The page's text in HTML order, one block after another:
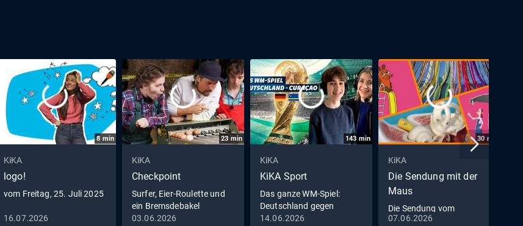
8 min
KiKA
logo!
vom Freitag, 25. Juli 2025
16.07.2026
23 min
KiKA
Checkpoint
Surfer, Eier-Roulette und
ein Bremsdebakel
03.06.2026
143 min
KiKA
KiKA Sport
Das ganze WM-Spiel:
Deutschland gegen
Curaçao
14.06.2026
30 min
KiKA
Die Sendung mit der
Maus
Die Sendung vom
07.06.2026
07.06.2026